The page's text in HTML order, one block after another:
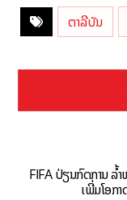
ຕາລີບັນ
FIFA ປ່ຽນກົດການ
ເພີ່ມໂອກ